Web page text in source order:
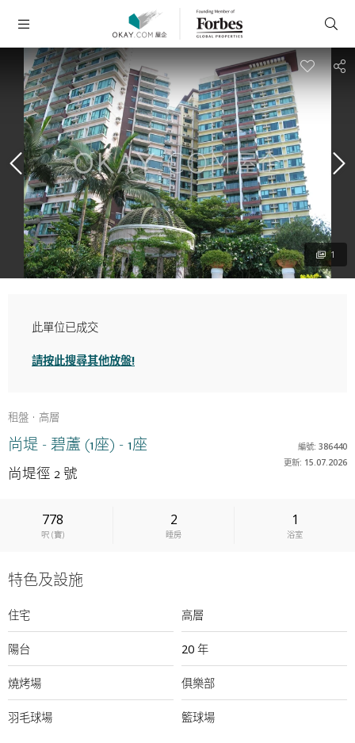
租盤 高層
尚堤 - 碧蘆 (1座) - 1座
尚堤徑 2 號
編號: 386440
更新: 15.07.2026
778
呎(實)
2
睡房
1
浴室
此單位已成交
請按此搜尋其他放盤!
1
特色及設施
住宅 高層
陽台 20 年
燒烤場 俱樂部
羽毛球場 籃球場